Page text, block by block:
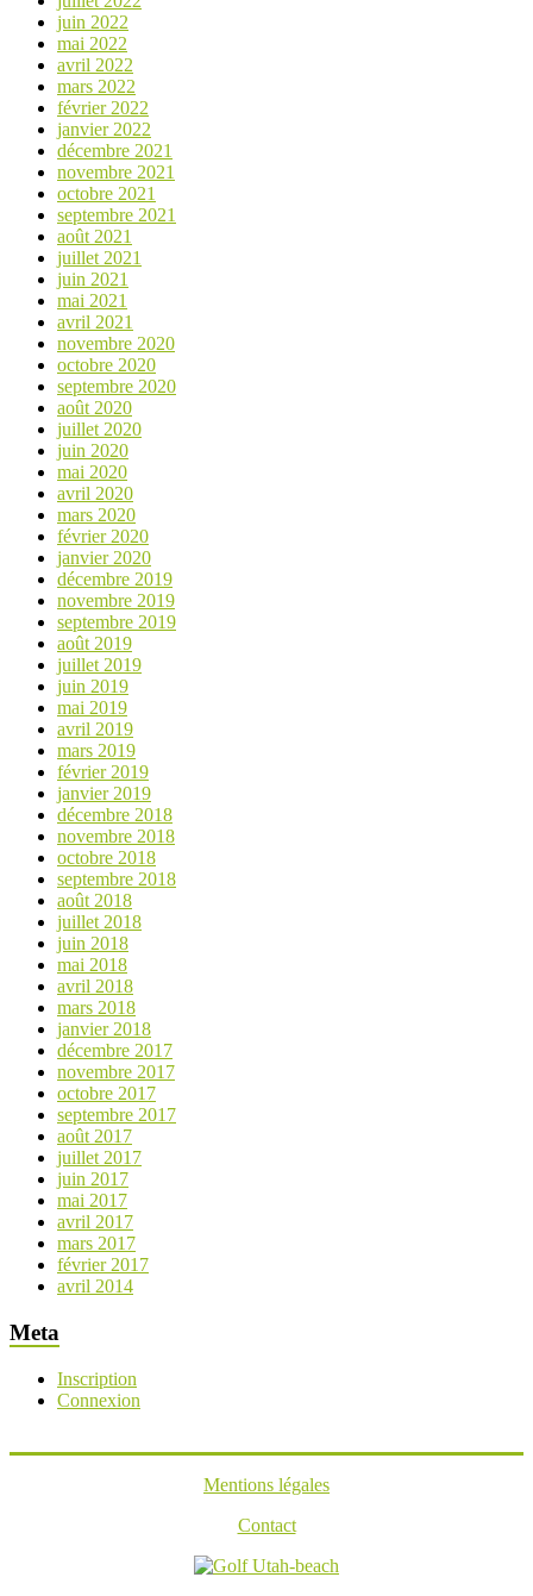
juin 2022
mai 2022
avril 2022
mars 2022
février 2022
janvier 2022
décembre 2021
novembre 2021
octobre 2021
septembre 2021
août 2021
juillet 2021
juin 2021
mai 2021
avril 2021
novembre 2020
octobre 2020
septembre 2020
août 2020
juillet 2020
juin 2020
mai 2020
avril 2020
mars 2020
février 2020
janvier 2020
décembre 2019
novembre 2019
septembre 2019
août 2019
juillet 2019
juin 2019
mai 2019
avril 2019
mars 2019
février 2019
janvier 2019
décembre 2018
novembre 2018
octobre 2018
septembre 2018
août 2018
juillet 2018
juin 2018
mai 2018
avril 2018
mars 2018
janvier 2018
décembre 2017
novembre 2017
octobre 2017
septembre 2017
août 2017
juillet 2017
juin 2017
mai 2017
avril 2017
mars 2017
février 2017
avril 2014
Meta
Inscription
Connexion
Mentions légales
Contact